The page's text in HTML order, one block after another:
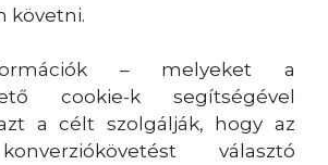
követni.
– melyeket a
cookie-k segítségével
a célt szolgálják, hogy az
választó